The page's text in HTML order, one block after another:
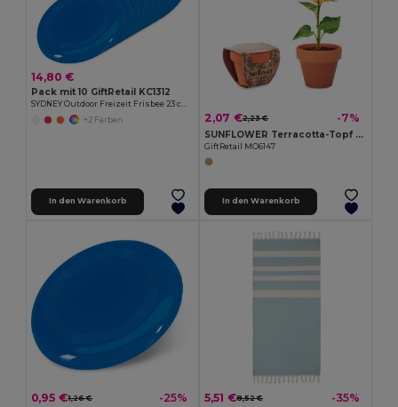
14,80 €
Pack mit 10 GiftRetail KC1312
SYDNEY Outdoor Freizeit Frisbee 23 cm für Sport und Spiel
+2 Farben
In den Warenkorb
2,07 €2,23 € -7%
SUNFLOWER Terracotta-Topf Sonnenblume
GiftRetail MO6147
In den Warenkorb
0,95 €1,26 € -25% 5,51 €8,52 € -35%